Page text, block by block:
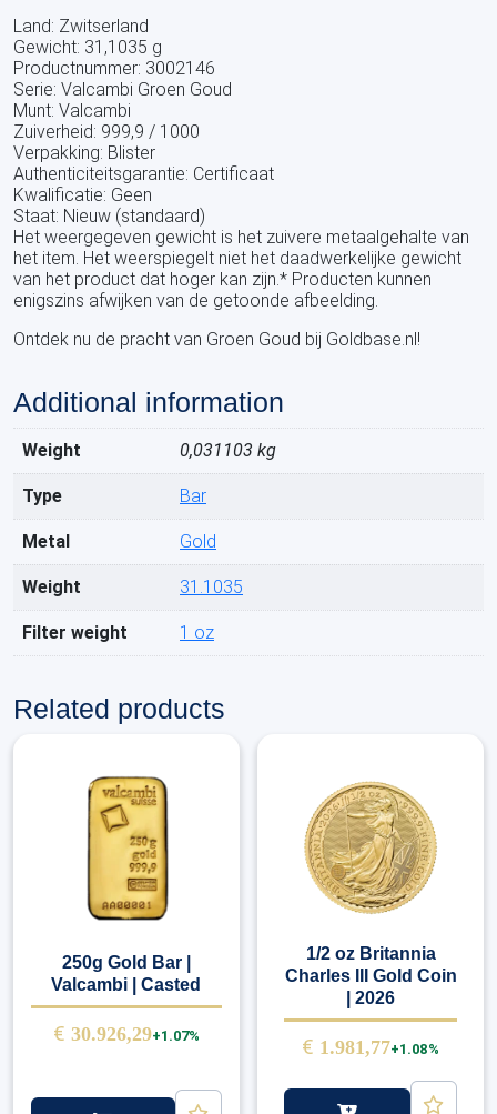
Land: Zwitserland
Gewicht: 31,1035 g
Productnummer: 3002146
Serie: Valcambi Groen Goud
Munt: Valcambi
Zuiverheid: 999,9 / 1000
Verpakking: Blister
Authenticiteitsgarantie: Certificaat
Kwalificatie: Geen
Staat: Nieuw (standaard)
Het weergegeven gewicht is het zuivere metaalgehalte van
het item. Het weerspiegelt niet het daadwerkelijke gewicht
van het product dat hoger kan zijn.* Producten kunnen
enigszins afwijken van de getoonde afbeelding.
Ontdek nu de pracht van Groen Goud bij Goldbase.nl!
Additional information
Weight 0,031103 kg
Type Bar
Metal Gold
Weight 31.1035
Filter weight 1 oz
Related products
250g Gold Bar |
Valcambi | Casted
€ 30.926,29+1.07%
1/2 oz Britannia
Charles III Gold Coin
| 2026
€ 1.981,77+1.08%